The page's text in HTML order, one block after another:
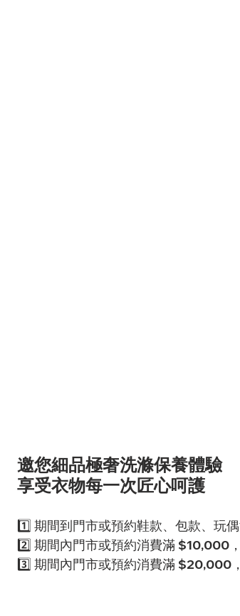
邀您細品極奢洗滌保養體驗
享受衣物每一次匠心呵護
1️⃣ 期間到門市或預約鞋款、包款、玩
2️⃣ 期間內門市或預約消費滿 $10,000
3️⃣ 期間內門市或預約消費滿 $20,000